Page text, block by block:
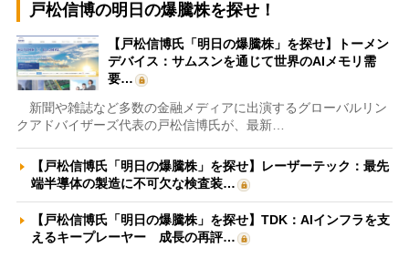
戸松信博の明日の爆騰株を探せ！
【戸松信博氏「明日の爆騰株」を探せ】トーメン
デバイス：サムスンを通じて世界のAIメモリ需
要…
新聞や雑誌など多数の金融メディアに出演するグローバルリン
クアドバイザーズ代表の戸松信博氏が、最新…
【戸松信博氏「明日の爆騰株」を探せ】レーザーテック：最先
端半導体の製造に不可欠な検査装…
【戸松信博氏「明日の爆騰株」を探せ】TDK：AIインフラを支
えるキープレーヤー 成長の再評…